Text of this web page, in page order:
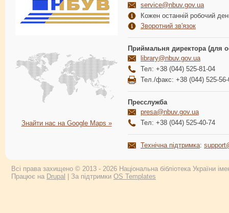
Знайти нас на Google Maps »
service@nbuv.gov.ua
Кожен останній робочий
Зворотний зв'язок
Приймальня директора (для
library@nbuv.gov.ua
Тел: +38 (044) 525-81-04
Тел./факс: +38 (044) 525-56-
Пресслужба
presa@nbuv.gov.ua
Тел: +38 (044) 525-40-74
Технічна підтримка:
Всі права захищено © 2013 - 2026 Національна бібліотека України
Працює на Drupal | За підтримки OS Templates